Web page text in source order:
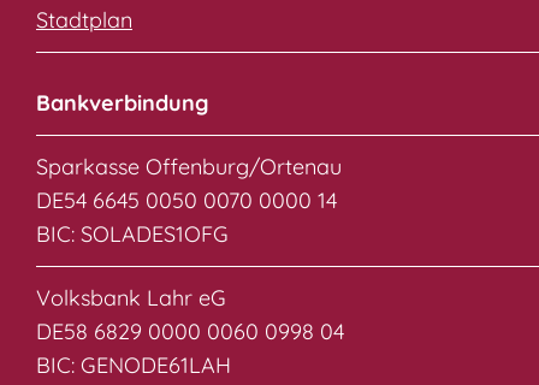
Stadtplan
Bankverbindung
Sparkasse Offenburg/Ortenau
DE54 6645 0050 0070 0000 14
BIC: SOLADES1OFG
Volksbank Lahr eG
DE58 6829 0000 0060 0998 04
BIC: GENODE61LAH